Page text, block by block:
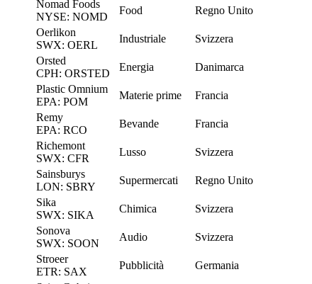
Nomad Foods
NYSE: NOMD
Food
Regno Unito
Oerlikon
SWX: OERL
Industriale
Svizzera
Orsted
CPH: ORSTED
Energia
Danimarca
Plastic Omnium
EPA: POM
Materie prime
Francia
Remy
EPA: RCO
Bevande
Francia
Richemont
SWX: CFR
Lusso
Svizzera
Sainsburys
LON: SBRY
Supermercati
Regno Unito
Sika
SWX: SIKA
Chimica
Svizzera
Sonova
SWX: SOON
Audio
Svizzera
Stroeer
ETR: SAX
Pubblicità
Germania